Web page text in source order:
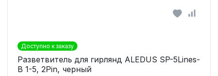
Доступно к заказу
Разветвитель для гирлянд ALEDUS SP-5Lines-
B 1-5, 2Pin, черный